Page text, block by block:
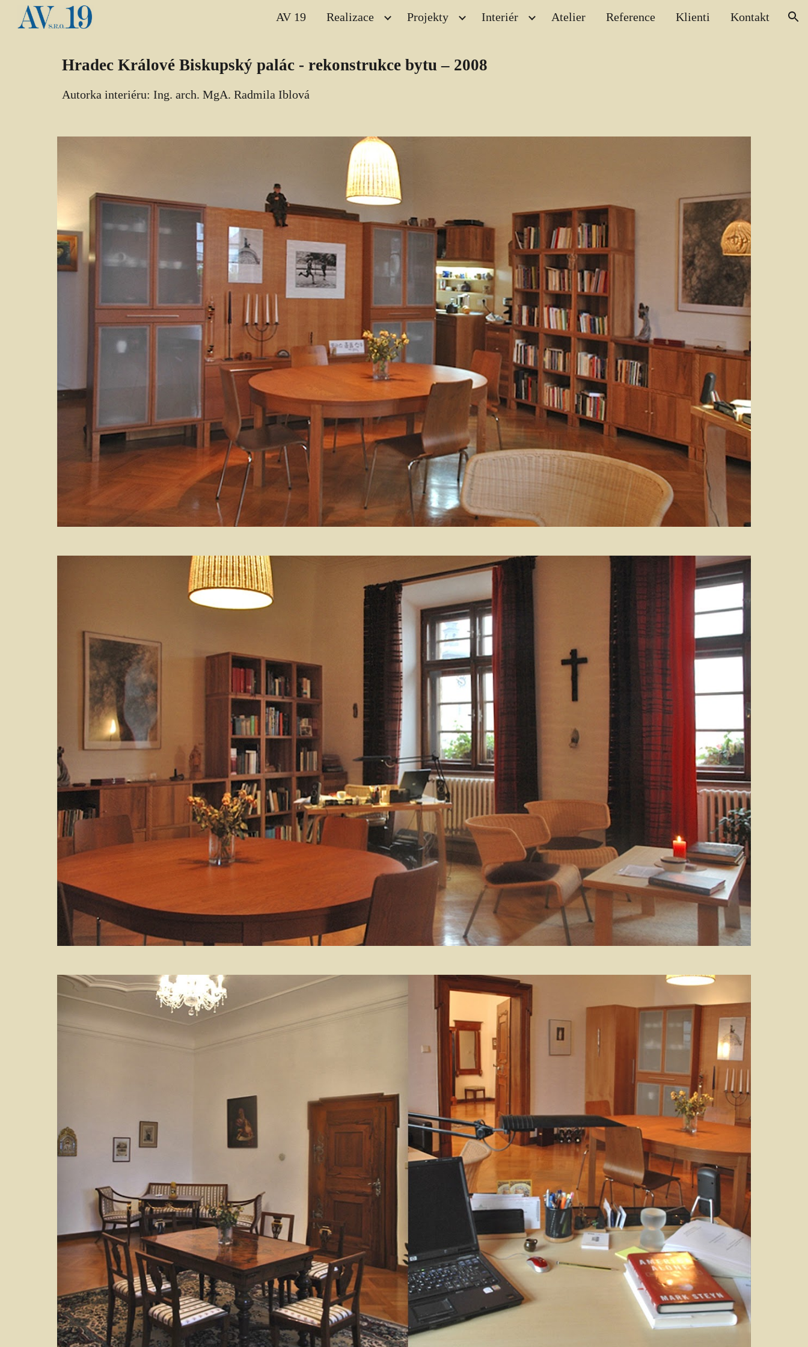
Skip to main content Skip to navigation
AV 19 Realizace Projekty Interiér Atelier Reference Klienti Kontakt
Hradec Králové Biskupský palác - rekonstrukce bytu – 2008
Autorka interiéru: Ing. arch. MgA. Radmila Iblová